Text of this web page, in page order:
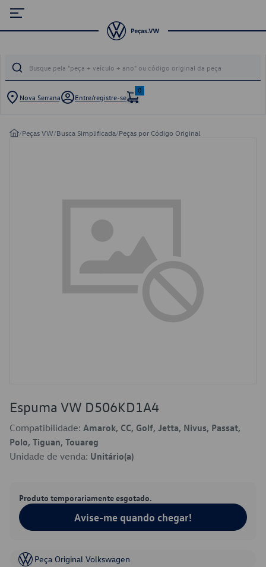
Nova Serrana Entre/registre-se
0
/Peças VW/Busca Simplificada/Peças por Código Original
Espuma VW D506KD1A4
Compatibilidade: Amarok, CC, Golf, Jetta, Nivus, Passat,
Polo, Tiguan, Touareg
Unidade de venda: Unitário(a)
Produto temporariamente esgotado.
Avise-me quando chegar!
Peça Original Volkswagen